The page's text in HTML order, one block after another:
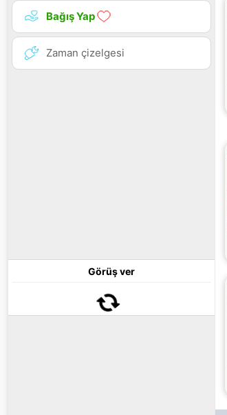
Bağış Yap
Zaman çizelgesi
Görüş ver